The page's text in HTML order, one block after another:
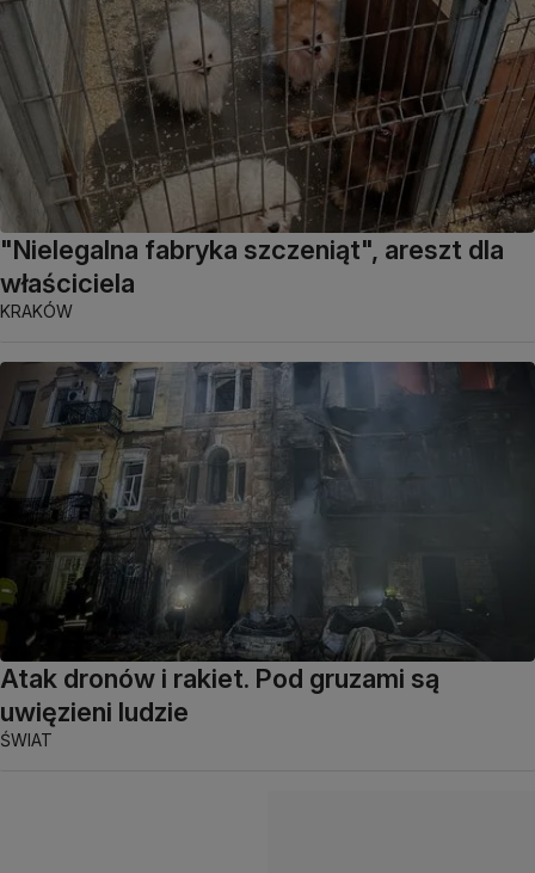
"Nielegalna fabryka szczeniąt", areszt dla
właściciela
KRAKÓW
Atak dronów i rakiet. Pod gruzami są
uwięzieni ludzie
ŚWIAT